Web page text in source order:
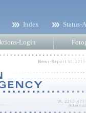
Index Status-
Login